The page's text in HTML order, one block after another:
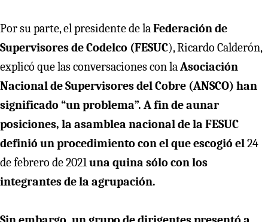
Por su parte, el presidente de laFederación de
Supervisores de Codelco (FESUC), Ricardo Calderón,
explicó que las conversaciones con laAsociación
Nacional de Supervisores del Cobre (ANSCO) han
significado “un problema”. A fin de aunar
posiciones, la asamblea nacional de la FESUC
definió un procedimiento con el que escogió el24
de febrero de 2021una quina sólo con los
integrantes de la agrupación.